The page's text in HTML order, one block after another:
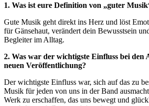
1. Was ist eure Definition von „guter
Gute Musik geht direkt ins Herz und löst
für Gänsehaut, verändert dein Bewusstsein
Begleiter im Alltag.
2. Was war der wichtigste Einfluss bei den
neuen Veröffentlichung?
Der wichtigste Einfluss war, sich auf das zu
Musik für jeden von uns in der Band
Werk zu erschaffen, das uns bewegt und